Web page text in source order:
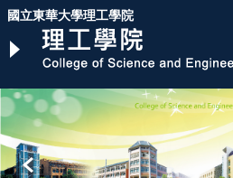
跳
主
內
國立東華大學理工學院